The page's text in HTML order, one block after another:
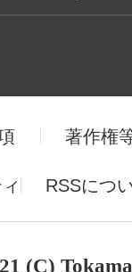
著作権
RSSにつ
(C)